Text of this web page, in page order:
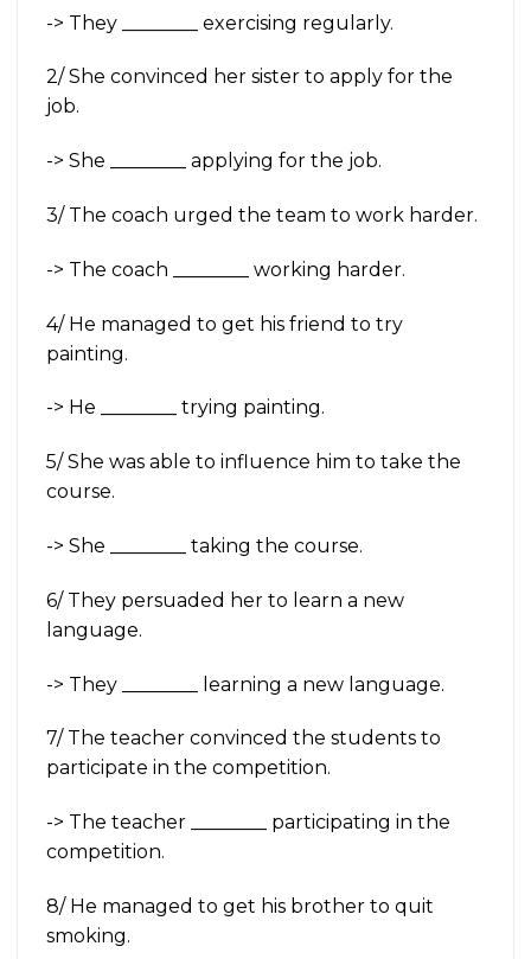
-> They ________ exercising regularly.
2/ She convinced her sister to apply for the
job.
-> She ________ applying for the job.
3/ The coach urged the team to work harder.
-> The coach ________ working harder.
4/ He managed to get his friend to try
painting.
-> He ________ trying painting.
5/ She was able to influence him to take the
course.
-> She ________ taking the course.
6/ They persuaded her to learn a new
language.
-> They ________ learning a new language.
7/ The teacher convinced the students to
participate in the competition.
-> The teacher ________ participating in the
competition.
8/ He managed to get his brother to quit
smoking.